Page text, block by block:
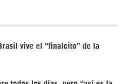
vive el “finalcito” de la
todos los días, pero “así es la